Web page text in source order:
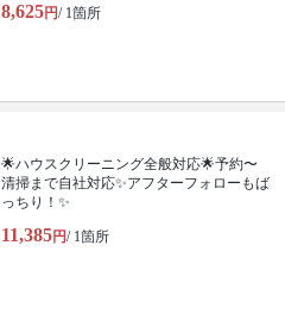
8,625円/ 1箇所
🌟ハウスクリーニング全般対応🌟予約〜
清掃まで自社対応✨アフターフォローもば
っちり！✨
11,385円/ 1箇所